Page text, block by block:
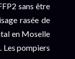
sans être
rasée de
en Moselle
Les pompiers